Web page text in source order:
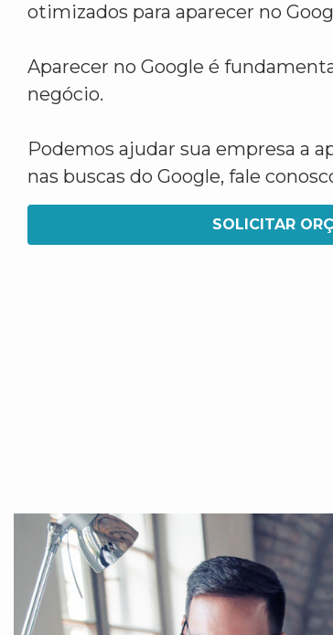
otimizados para aparecer no
Aparecer no Google é
negócio.
Podemos ajudar sua empresa a
nas buscas do Google, fale
SOLICITAR